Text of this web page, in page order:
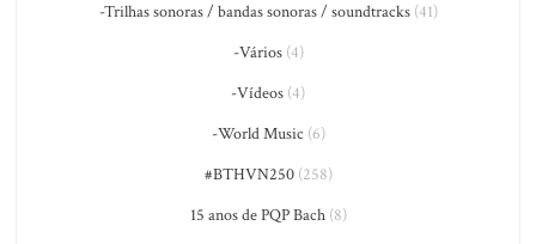
-Trilhas sonoras / bandas sonoras / soundtracks(41)
-Vários(4)
-Vídeos (4)
-World Music (6)
#BTHVN250(258)
15 anos de PQP Bach(8)